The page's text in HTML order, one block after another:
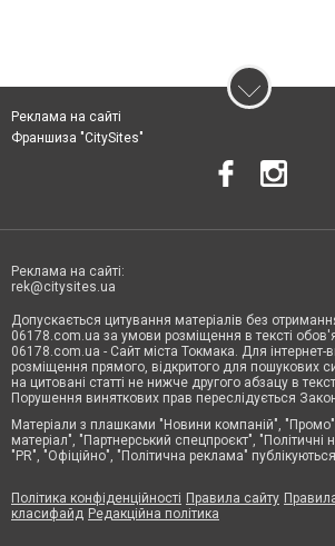
Реклама на сайті
Франшиза "CitySites"
Реклама на сайті:
rek@citysites.ua
Допускається цитування матеріалів без
06178.com.ua за умови розміщення в тексті
06178.com.ua - Сайт міста Токмака. Для
розміщення прямого, відкритого для пошукових
на цитовані статті не нижче другого абзацу в
Порушення виняткових прав переслідується
Матеріали з плашками "Новини компаній",
матеріал", "Партнерський спецпроєкт", "Політичні
"PR", "Офіційно", "Політична реклама"
Політика конфіденційності Правила сайту
класифайд Редакційна політика